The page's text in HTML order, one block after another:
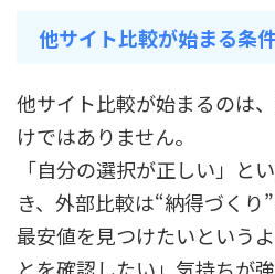
他サイト比較が始まる条
他サイト比較が始まるのは
けではありません。
「自分の選択が正しい」と
き、外部比較は“納得づくり”
最安値を見つけたいという